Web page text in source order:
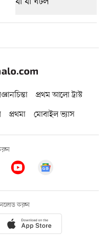
প্রথম আলো ট্রাস্ট
প্রথমা মোবাইল ভ্যাস
করুন